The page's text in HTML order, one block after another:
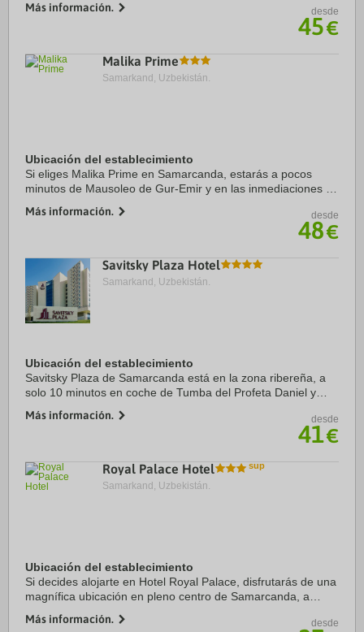
Juan y Iglesia Ortodoxa de St. ...
Más información. desde
45€
Malika Prime
Samarkand, Uzbekistán.
Ubicación del establecimiento
Si eliges Malika Prime en Samarcanda, estarás a pocos
minutos de Mausoleo de Gur-Emir y en las inmediaciones de
cerca de Ulugbek Madrasah y de Sher ...
Más información. desde
48€
Savitsky Plaza Hotel
Samarkand, Uzbekistán.
Ubicación del establecimiento
Savitsky Plaza de Samarcanda está en la zona ribereña, a
solo 10 minutos en coche de Tumba del Profeta Daniel y
a 8,2 km de Afrasiab (museo) y a ...
Más información. desde
41€
Royal Palace Hotel
Samarkand, Uzbekistán.
Ubicación del establecimiento
Si decides alojarte en Hotel Royal Palace, disfrutarás de una
magnífica ubicación en pleno centro de Samarcanda, a
San Juan y Iglesia Ortodoxa de St. ...
Más información. desde